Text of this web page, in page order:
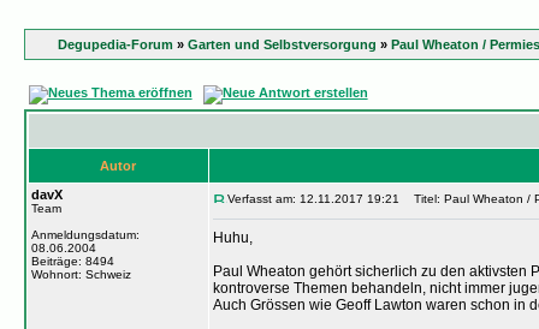
Degupedia-Forum » Garten und Selbstversorgung » Paul Wheaton /
Autor
davX
Team
Anmeldungsdatum:
08.06.2004
Beiträge: 8494
Wohnort: Schweiz
Verfasst am: 12.11.2017 19:21 Titel: Paul Wheaton /
Huhu,
Paul Wheaton gehört sicherlich zu den aktivsten
kontroverse Themen behandeln, nicht immer
Auch Grössen wie Geoff Lawton waren schon in